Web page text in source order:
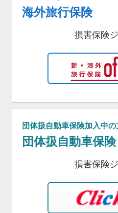
海外旅行保険
損害保険
団体扱自動車保険加入中
団体扱自動車保険
損害保険